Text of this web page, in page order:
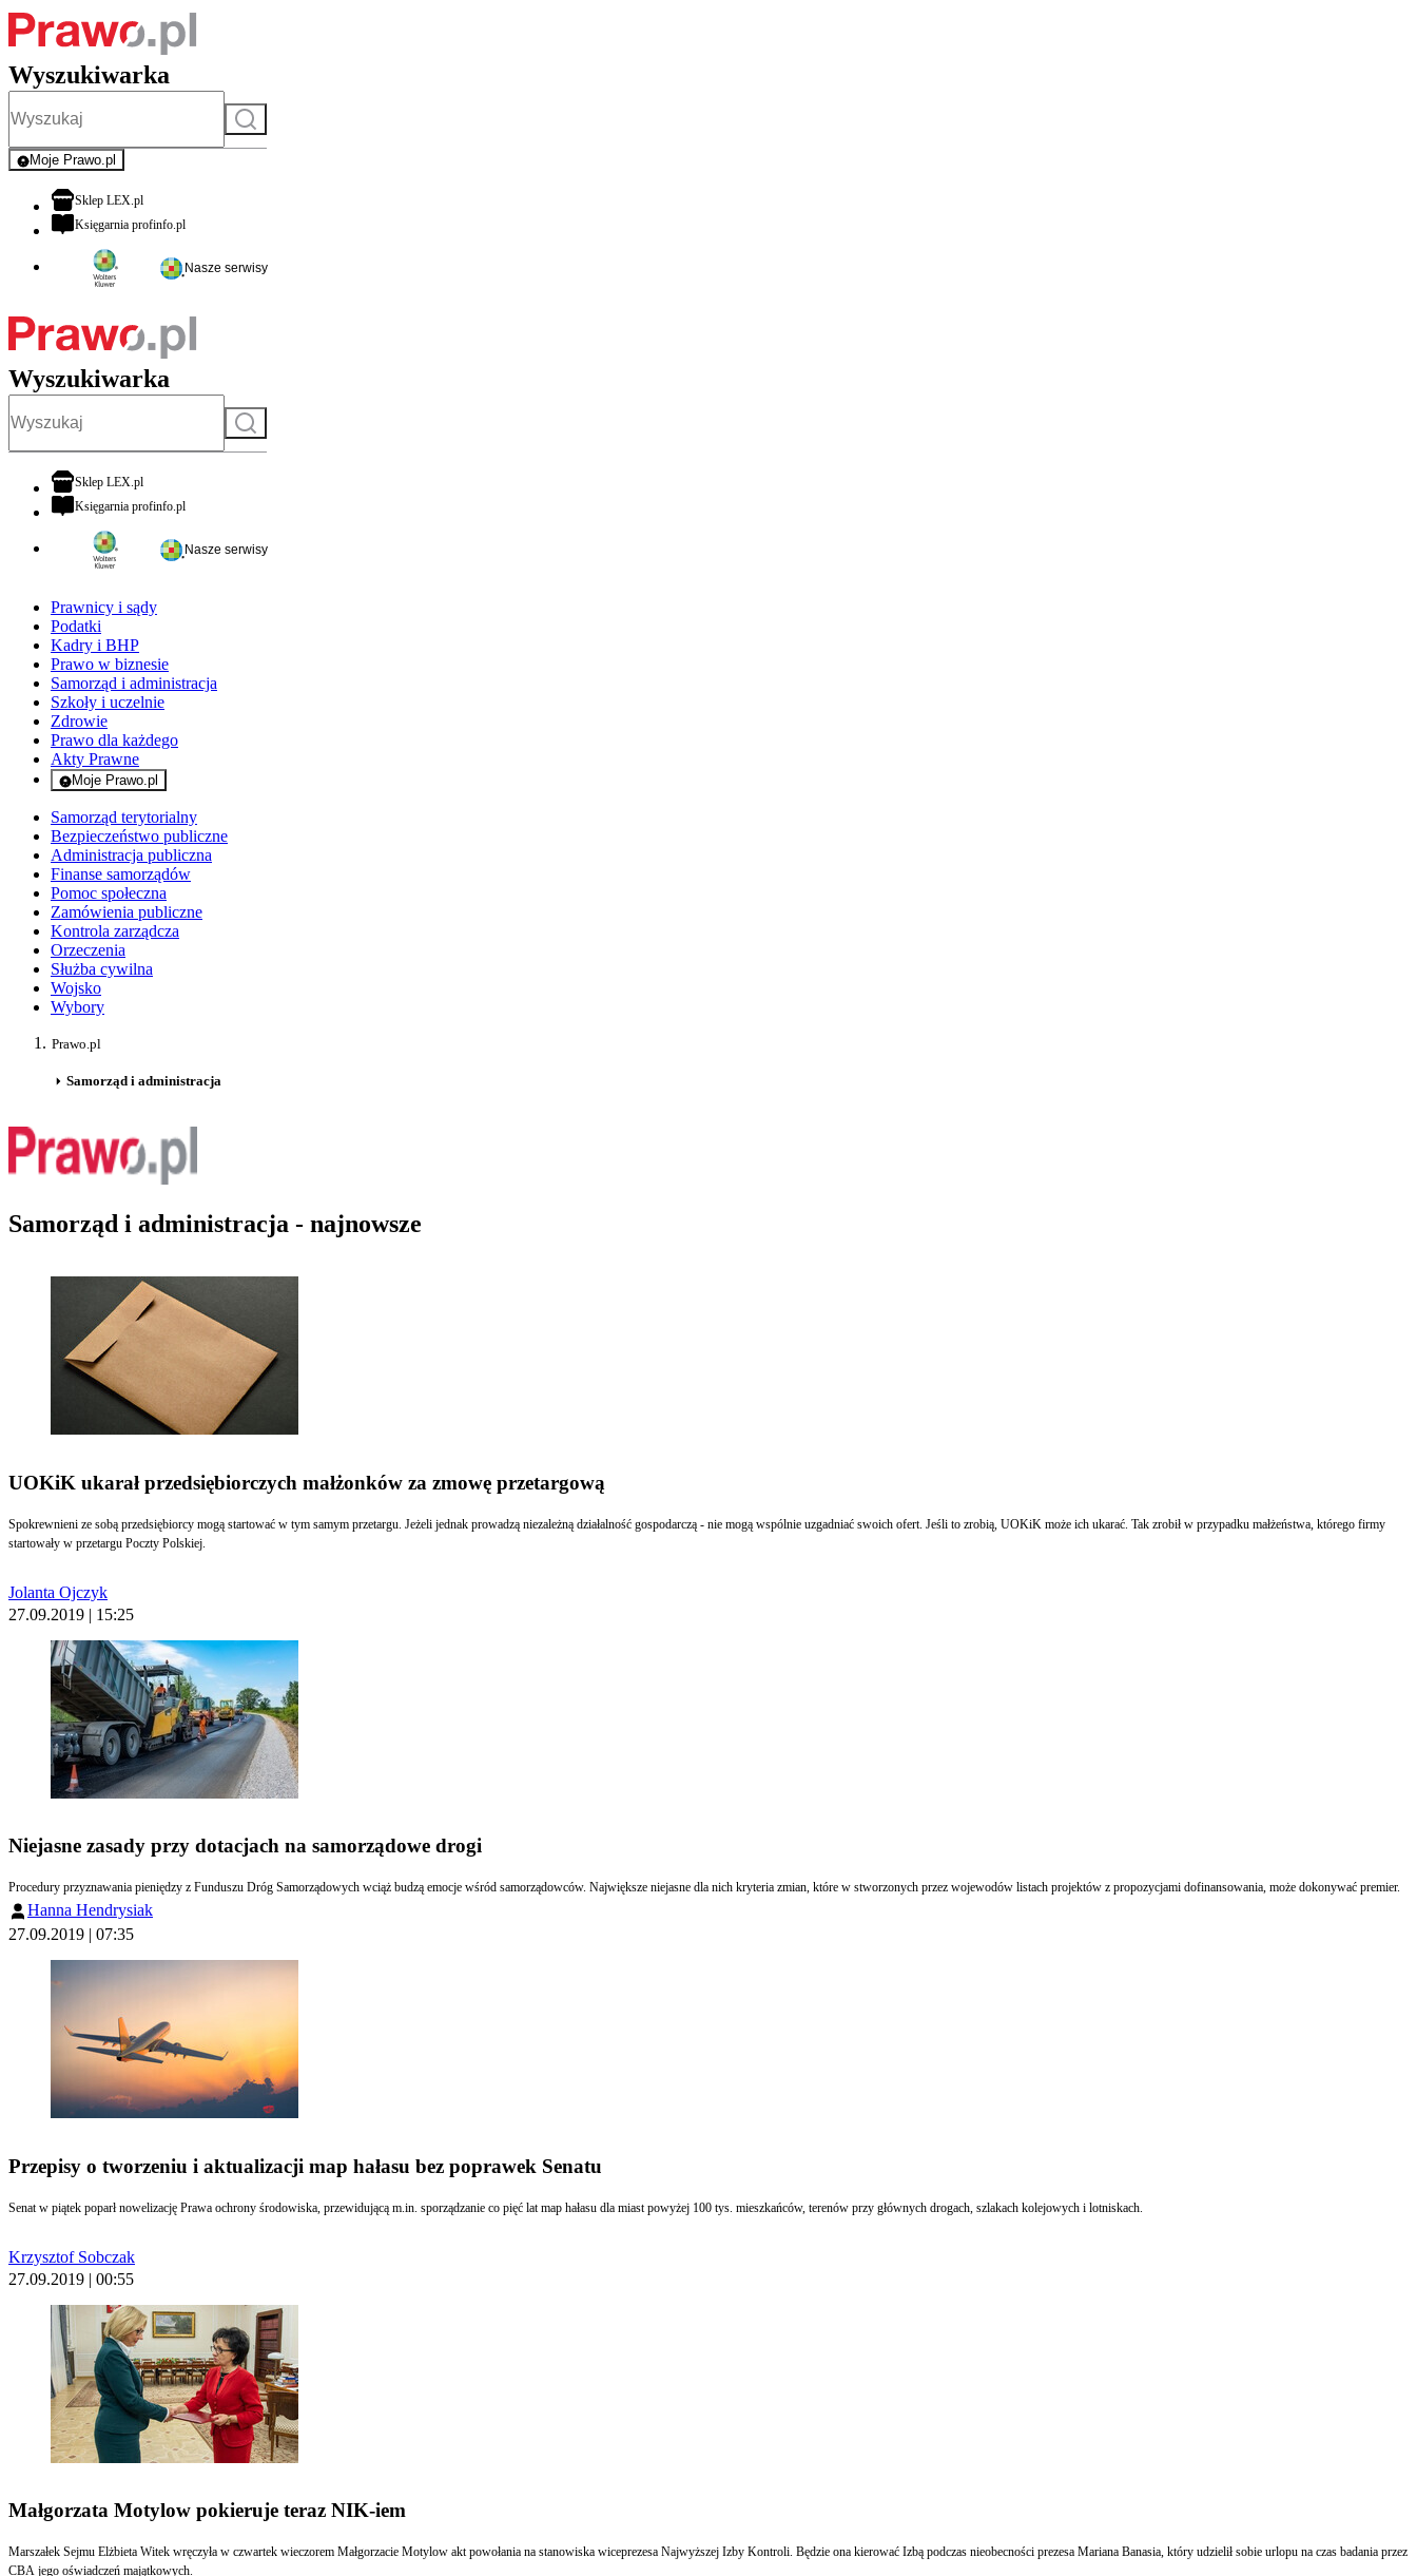
Wyszukiwarka
Szukaj
Moje Prawo.pl
- rejestracja i logowanie do serwisu
Sklep LEX.plotwiera się w nowej karcie
Księgarnia profinfo.plotwiera się w nowej karcie
Nasze serwisy
Wyszukiwarka
Szukaj
Sklep LEX.plotwiera się w nowej karcie
Księgarnia profinfo.plotwiera się w nowej karcie
Nasze serwisy
Prawnicy i sądy
Podatki
Kadry i BHP
Prawo w biznesie
Samorząd i administracja
Szkoły i uczelnie
Zdrowie
Prawo dla każdego
Akty Prawne
Moje Prawo.pl
- rejestracja i logowanie do serwisu
Samorząd terytorialny
Bezpieczeństwo publiczne
Administracja publiczna
Finanse samorządów
Pomoc społeczna
Zamówienia publiczne
Kontrola zarządcza
Orzeczenia
Służba cywilna
Wojsko
Wybory
Prawo.pl
Samorząd i administracja
Samorząd i administracja - najnowsze
UOKiK ukarał przedsiębiorczych małżonków za zmowę przetargową
Spokrewnieni ze sobą przedsiębiorcy mogą startować w tym samym przetargu. Jeżeli jednak prowadzą niezależną działalność gospodarczą - nie mogą wspólnie uzgadniać swoich ofert. Jeśli to zrobią, UOKiK może ich ukarać. Tak zrobił w przypadku małżeństwa, którego firmy
startowały w przetargu Poczty Polskiej.
Jolanta Ojczyk
27.09.2019 | 15:25
Niejasne zasady przy dotacjach na samorządowe drogi
Procedury przyznawania pieniędzy z Funduszu Dróg Samorządowych wciąż budzą emocje wśród samorządowców. Największe niejasne dla nich kryteria zmian, które w stworzonych przez wojewodów listach projektów z propozycjami dofinansowania, może dokonywać premier.
Hanna Hendrysiak
27.09.2019 | 07:35
Przepisy o tworzeniu i aktualizacji map hałasu bez poprawek Senatu
Senat w piątek poparł nowelizację Prawa ochrony środowiska, przewidującą m.in. sporządzanie co pięć lat map hałasu dla miast powyżej 100 tys. mieszkańców, terenów przy głównych drogach, szlakach kolejowych i lotniskach.
Krzysztof Sobczak
27.09.2019 | 00:55
Małgorzata Motylow pokieruje teraz NIK-iem
Marszałek Sejmu Elżbieta Witek wręczyła w czwartek wieczorem Małgorzacie Motylow akt powołania na stanowiska wiceprezesa Najwyższej Izby Kontroli. Będzie ona kierować Izbą podczas nieobecności prezesa Mariana Banasia, który udzielił sobie urlopu na czas badania przez
CBA jego oświadczeń majątkowych.